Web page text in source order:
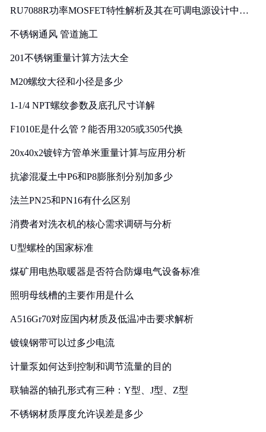
RU7088R功率MOSFET特性解析及其在可调电源设计中的
不锈钢通风 管道施工
201不锈钢重量计算方法大全
M20螺纹大径和小径是多少
1-1/4 NPT螺纹参数及底孔尺寸详解
F1010E是什么管？能否用3205或3505代换
20x40x2镀锌方管单米重量计算与应用分析
抗渗混凝土中P6和P8膨胀剂分别加多少
法兰PN25和PN16有什么区别
消费者对洗衣机的核心需求调研与分析
U型螺栓的国家标准
煤矿用电热取暖器是否符合防爆电气设备标准
照明母线槽的主要作用是什么
A516Gr70对应国内材质及低温冲击要求解析
镀镍钢带可以过多少电流
计量泵如何达到控制和调节流量的目的
联轴器的轴孔形式有三种：Y型、J型、Z型
不锈钢材质厚度允许误差是多少